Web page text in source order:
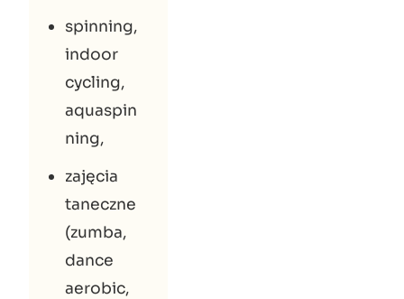
spinning,
indoor
cycling,
aquaspin
ning,
zajęcia
taneczne
(zumba,
dance
aerobic,